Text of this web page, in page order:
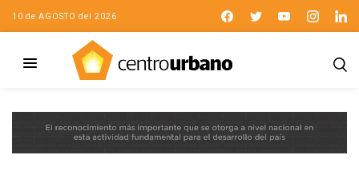
10 de AGOSTO del 2026